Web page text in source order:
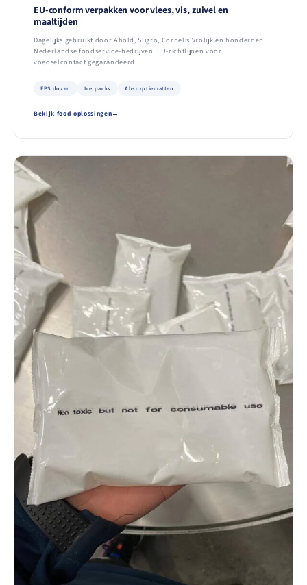
EU-conform verpakken voor vlees, vis, zuivel en
maaltijden
Dagelijks gebruikt door Ahold, Sligro, Cornelis Vrolijk en honderden
Nederlandse foodservice-bedrijven. EU-richtlijnen voor
voedselcontact gegarandeerd.
EPS dozen Ice packs Absorptiematten
Bekijk food-oplossingen